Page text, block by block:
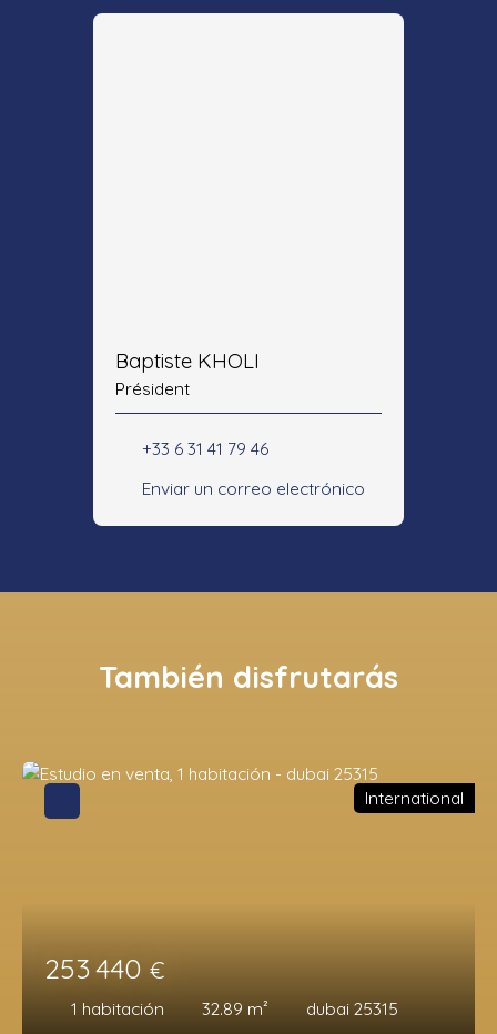
Baptiste KHOLI
Président
+33 6 31 41 79 46
Enviar un correo electrónico
También disfrutarás
253 440 €
1 habitación 32.89 m² dubai 25315
International